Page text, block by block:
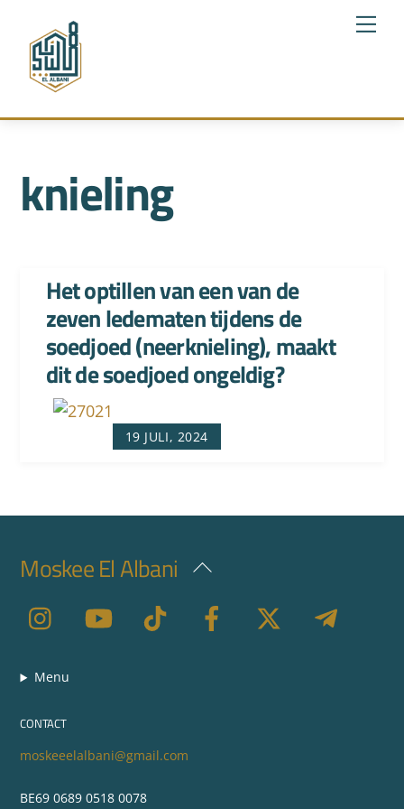
content
knieling
19 JULI, 2024
Het optillen van een van de
zeven ledematen tijdens de
soedjoed (neerknieling), maakt
dit de soedjoed ongeldig?
Back
Top
Moskee El Albani
Menu
CONTACT
moskeeelalbani@gmail.com
BE69 0689 0518 0078